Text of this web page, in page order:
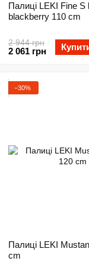
Палиці LEKI Fine S
blackberry 110 cm
2 944 грн
2 061 грн
−30%
Палиці LEKI
cm